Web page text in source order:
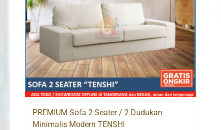
PREMIUM Sofa 2 Seater / 2 Dudukan
Minimalis Modern TENSHI